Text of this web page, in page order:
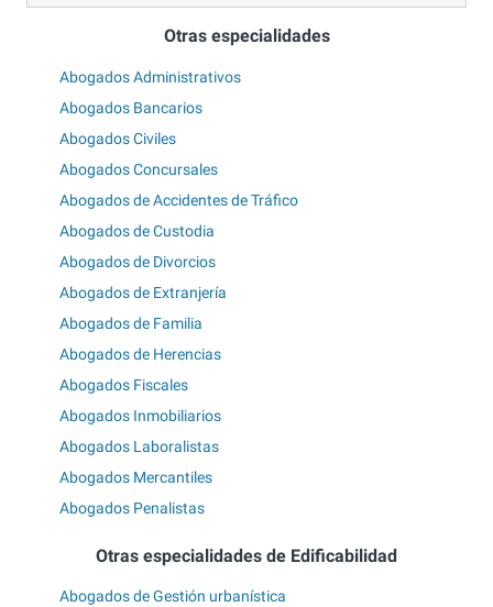
Otras especialidades
Abogados Administrativos
Abogados Bancarios
Abogados Civiles
Abogados Concursales
Abogados de Accidentes de Tráfico
Abogados de Custodia
Abogados de Divorcios
Abogados de Extranjería
Abogados de Familia
Abogados de Herencias
Abogados Fiscales
Abogados Inmobiliarios
Abogados Laboralistas
Abogados Mercantiles
Abogados Penalistas
Otras especialidades de Edificabilidad
Abogados de Gestión urbanística